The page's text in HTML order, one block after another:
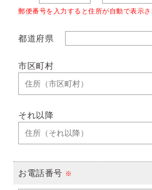
郵便番号を入力すると住所が自動で表示さ
都道府県
市区町村
それ以降
お電話番号 ※